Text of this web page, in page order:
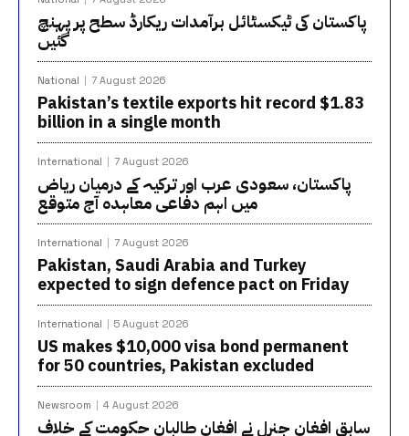
پاکستان کی ٹیکسٹائل برآمدات ریکارڈ سطح پر پہنچ
گئیں
National 7 August 2026
Pakistan’s textile exports hit record $1.83
billion in a single month
International 7 August 2026
پاکستان، سعودی عرب اور ترکیہ کے درمیان ریاض
میں اہم دفاعی معاہدہ آج متوقع
International 7 August 2026
Pakistan, Saudi Arabia and Turkey
expected to sign defence pact on Friday
International 5 August 2026
US makes $10,000 visa bond permanent
for 50 countries, Pakistan excluded
Newsroom 4 August 2026
سابق افغان جنرل نے افغان طالبان حکومت کے خلاف